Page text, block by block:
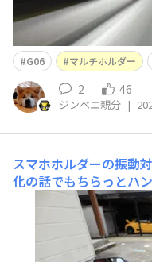
G06 マルチホルダー
2 46
ジンベエ親分 |
スマホホルダーの振動
化の話でもちらっとハ
経由でスマホホルダー
が、以前にもこの
すが、現在このような
on Overlay動画や"露